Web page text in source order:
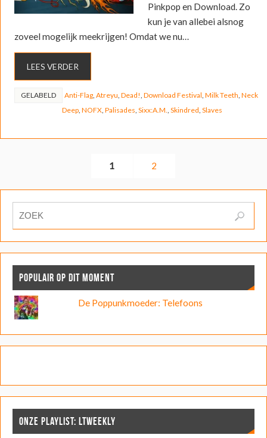
Pinkpop en Download. Zo
kun je van allebei alsnog
zoveel mogelijk meekrijgen! Omdat we nu…
LEES VERDER
GELABELD Anti-Flag, Atreyu Dead! Download Festival Milk Teeth Neck
Deep, NOFX, Palisades Sixx:A.M. Skindred Slaves
1 2
POPULAIR OP DIT MOMENT
De Poppunkmoeder: Telefoons
ONZE PLAYLIST: LTWEEKLY